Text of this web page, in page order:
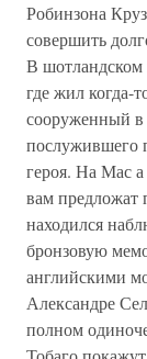
Робинзона
совершить
В шотландском
где жил когда-
сооруженный в
послужившего
героя. На Мас
вам предложат
находился
бронзовую
английскими
Александре
полном